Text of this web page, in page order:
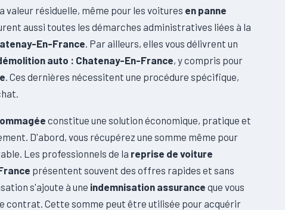
résiduelle, même pour les voitures en panne
aussi toutes les démarches administratives liées à la
En-France . Par ailleurs, elles vous délivrent un
auto : Chatenay-En-France, y compris pour
. Ces dernières nécessitent une procédure spécifique,
constitue une solution économique, pratique et
D'abord, vous récupérez une somme même pour
Les professionnels de la reprise de voiture
présentent souvent des offres rapides et sans
s'ajoute à une indemnisation assurance que vous
contrat. Cette somme peut être utilisée pour acquérir